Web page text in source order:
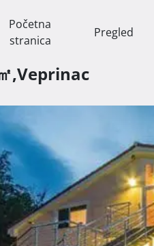
Početna
stranica
Pregled
,Veprinac